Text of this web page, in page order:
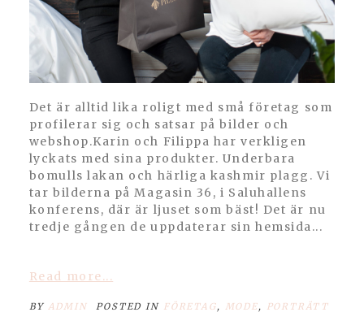
Det är alltid lika roligt med små företag som
profilerar sig och satsar på bilder och
webshop.Karin och Filippa har verkligen
lyckats med sina produkter. Underbara
bomulls lakan och härliga kashmir plagg. Vi
tar bilderna på Magasin 36, i Saluhallens
konferens, där är ljuset som bäst! Det är nu
tredje gången de uppdaterar sin hemsida...
Read more...
BY ADMIN POSTED IN FÖRETAG, MODE, PORTRÄTT